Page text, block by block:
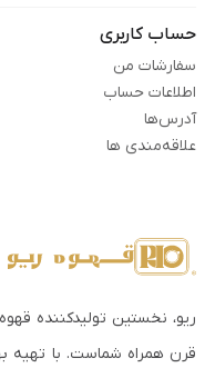
حساب کاربری
سفارشات من
اطلاعات حساب
آدرس‌ها
علاقه‌مندی ها
قرن همراه شماست. با تهیه